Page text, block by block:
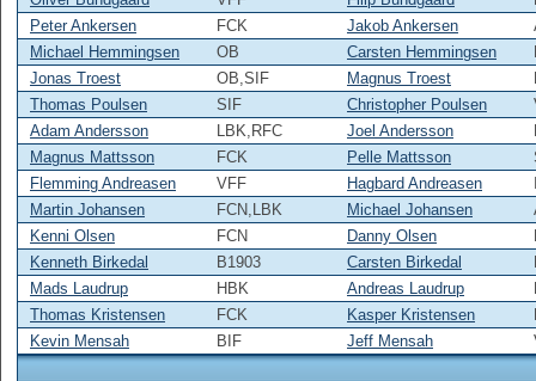
Peter Ankersen
FCK Jakob Ankersen
Michael Hemmingsen
OB Carsten Hemmingsen
Jonas Troest
OB,SIF Magnus Troest
Thomas Poulsen
SIF Christopher Poulsen
Adam Andersson
LBK,RFC Joel Andersson
Magnus Mattsson
FCK Pelle Mattsson
Flemming Andreasen
VFF Hagbard Andreasen
Martin Johansen
FCN,LBK Michael Johansen
Kenni Olsen
FCN Danny Olsen
Kenneth Birkedal
B1903 Carsten Birkedal
Mads Laudrup
HBK Andreas Laudrup
Thomas Kristensen
FCK Kasper Kristensen
Kevin Mensah
BIF Jeff Mensah